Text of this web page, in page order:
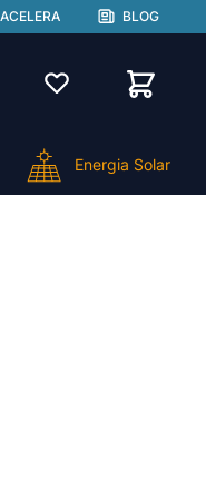
ACELERA BLOG
Energia Solar